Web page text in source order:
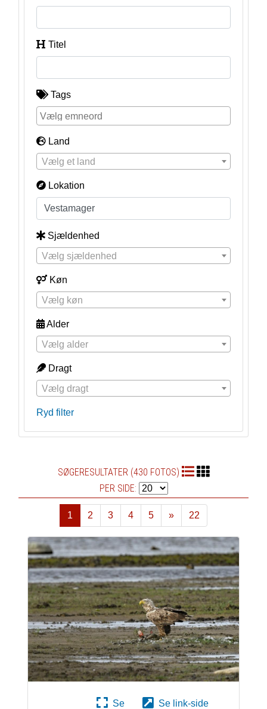
Titel
Tags
Land
Vælg et land
Lokation
Sjældenhed
Vælg sjældenhed
Køn
Vælg køn
Alder
Vælg alder
Dragt
Vælg dragt
Ryd filter
SØGERESULTATER (430 FOTOS)
PER SIDE:
1 2 3 4 5
»
Næste
22
Se
Se link-side